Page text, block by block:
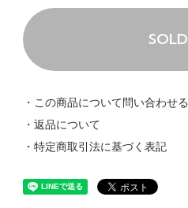
・この商品について問い合わせる
・返品について
・特定商取引法に基づく表記